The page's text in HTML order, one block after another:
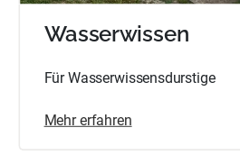
Wasserwissen
Für Wasserwissensdurstige
Mehr erfahren